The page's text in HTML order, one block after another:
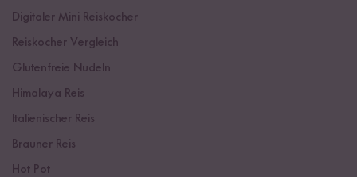
Digitaler Mini Reiskocher
Reiskocher Vergleich
Glutenfreie Nudeln
Himalaya Reis
Italienischer Reis
Brauner Reis
Hot Pot